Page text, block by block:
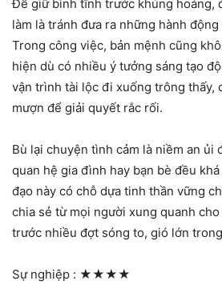
Để giữ bình tĩnh trước khủng hoảng,
làm là tránh đưa ra những hành
Trong công việc, bản mệnh cũng
hiện dù có nhiều ý tưởng sáng tạo
vận trình tài lộc đi xuống trông thấy,
mượn để giải quyết rắc rối.
Bù lại chuyện tình cảm là niềm an ủi
quan hệ gia đình hay bạn bè đều
đạo này có chỗ dựa tinh thần vững
chia sẻ từ mọi người xung quanh
trước nhiều đợt sóng to, gió lớn
Sự nghiệp : ★★★★